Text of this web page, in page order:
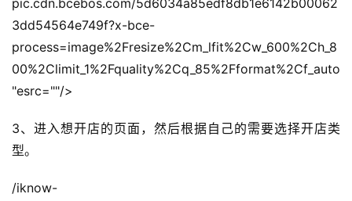
pic.cdn.bcebos.com/5d6034a85edf8db1e6142b00062
3dd54564e749f?x-bce-
process=image%2Fresize%2Cm_lfit%2Cw_600%2Ch_8
00%2Climit_1%2Fquality%2Cq_85%2Fformat%2Cf_auto
"esrc=""/>
3、进入想开店的页面，然后根据自己的需要选择开店类
型。
/iknow-